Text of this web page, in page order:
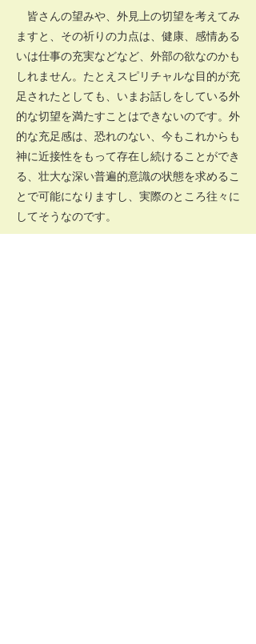
皆さんの望みや、外見上の切望を考えてみ
ますと、その祈りの力点は、健康、感情ある
いは仕事の充実などなど、外部の欲なのかも
しれません。たとえスピリチャルな目的が充
足されたとしても、いまお話しをしている外
的な切望を満たすことはできないのです。外
的な充足感は、恐れのない、今もこれからも
神に近接性をもって存在し続けることができ
る、壮大な深い普遍的意識の状態を求めるこ
とで可能になりますし、実際のところ往々に
してそうなのです。